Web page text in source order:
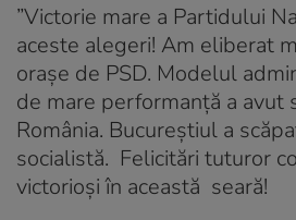
”Victorie mare a Partidului
aceste alegeri! Am eliberat
orașe de PSD. Modelul
de mare performanță a avut
România. Bucureștiul a
socialistă. Felicitări tuturor
victorioși în această seară!